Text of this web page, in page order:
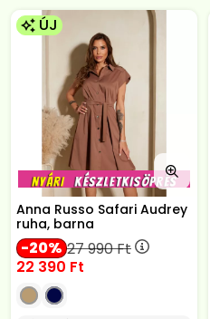
ÚJ
Anna Russo Safari Audrey
ruha, barna
20 27 990Ft
22 390 Ft